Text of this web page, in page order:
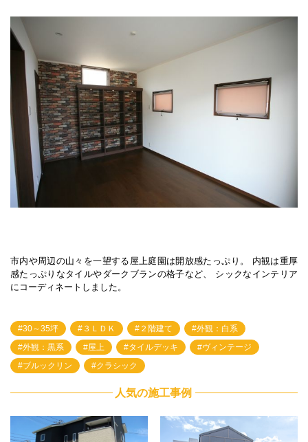
市内や周辺の山々を一望する屋上庭園は開放感たっぷり。 内観は重厚
感たっぷりなタイルやダークブランの格子など、 シックなインテリア
にコーディネートしました。
30～35坪 ３ＬＤＫ ２階建て
外観：白系
外観：黒系
屋上 タイルデッキ
ヴィンテージ
ブルックリン
クラシック
人気の施工事例